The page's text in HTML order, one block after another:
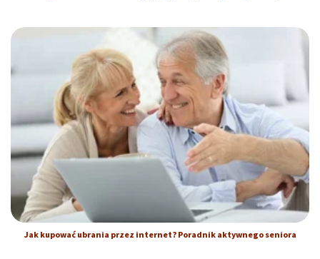
Jak kupować ubrania przez internet? Poradnik aktywnego seniora